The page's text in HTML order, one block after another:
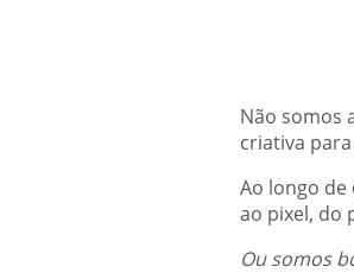
Não somos
criativa
Ao longo de
ao pixel, do
Ou somos